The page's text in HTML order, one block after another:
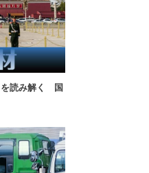
を読み解く 国